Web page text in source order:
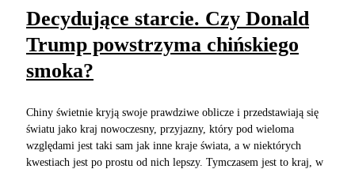
Decydujące starcie. Czy Donald
Trump powstrzyma chińskiego
smoka?
Chiny świetnie kryją swoje prawdziwe oblicze i przedstawiają się
światu jako kraj nowoczesny, przyjazny, który pod wieloma
względami jest taki sam jak inne kraje świata, a w niektórych
kwestiach jest po prostu od nich lepszy. Tymczasem jest to kraj, w